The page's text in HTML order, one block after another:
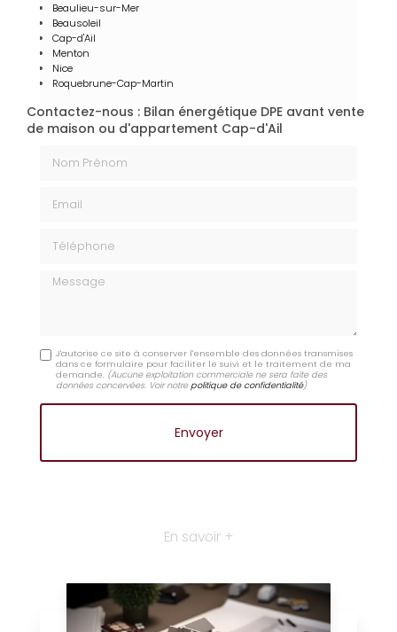
Beaulieu-sur-Mer
Beausoleil
Cap-d'Ail
Menton
Nice
Roquebrune-Cap-Martin
Contactez-nous : Bilan énergétique DPE avant vente
de maison ou d'appartement Cap-d'Ail
Message
J'autorise ce site à conserver l'ensemble des données transmises
dans ce formulaire pour faciliter le suivi et le traitement de ma
demande. (Aucune exploitation commerciale ne sera faite des
données concervées. Voir notrepolitique de confidentialité)
En savoir +